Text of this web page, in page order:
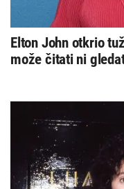
Elton John otkrio
može čitati ni